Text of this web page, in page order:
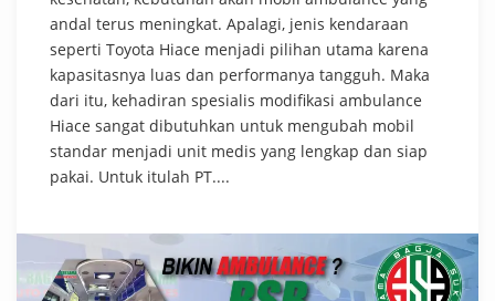
andal terus meningkat. Apalagi, jenis kendaraan
seperti Toyota Hiace menjadi pilihan utama karena
kapasitasnya luas dan performanya tangguh. Maka
dari itu, kehadiran spesialis modifikasi ambulance
Hiace sangat dibutuhkan untuk mengubah mobil
standar menjadi unit medis yang lengkap dan siap
pakai. Untuk itulah PT....